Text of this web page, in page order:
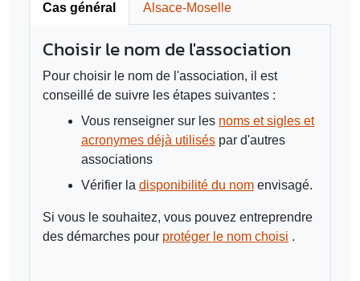
Cas général Alsace-Moselle
Choisir le nom de l'association
Pour choisir le nom de l'association, il est
conseillé de suivre les étapes suivantes :
Vous renseigner sur les noms et sigles et
acronymes déjà utilisés par d'autres
associations
Vérifier la disponibilité du nom envisagé.
Si vous le souhaitez, vous pouvez entreprendre
des démarches pour protéger le nom choisi .